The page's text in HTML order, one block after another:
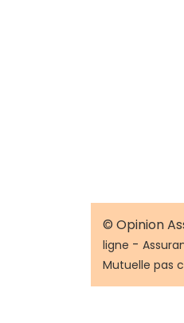
© Opinion
ligne -
Mutuelle pas